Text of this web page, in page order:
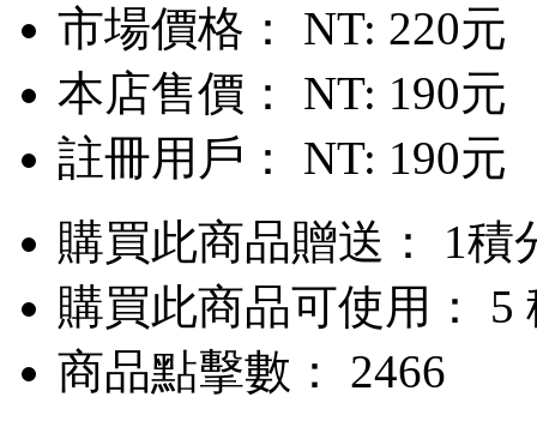
市場價格： NT: 220元
本店售價： NT: 190元
註冊用戶： NT: 190元
購買此商品贈送： 1積
購買此商品可使用： 5
商品點擊數： 2466